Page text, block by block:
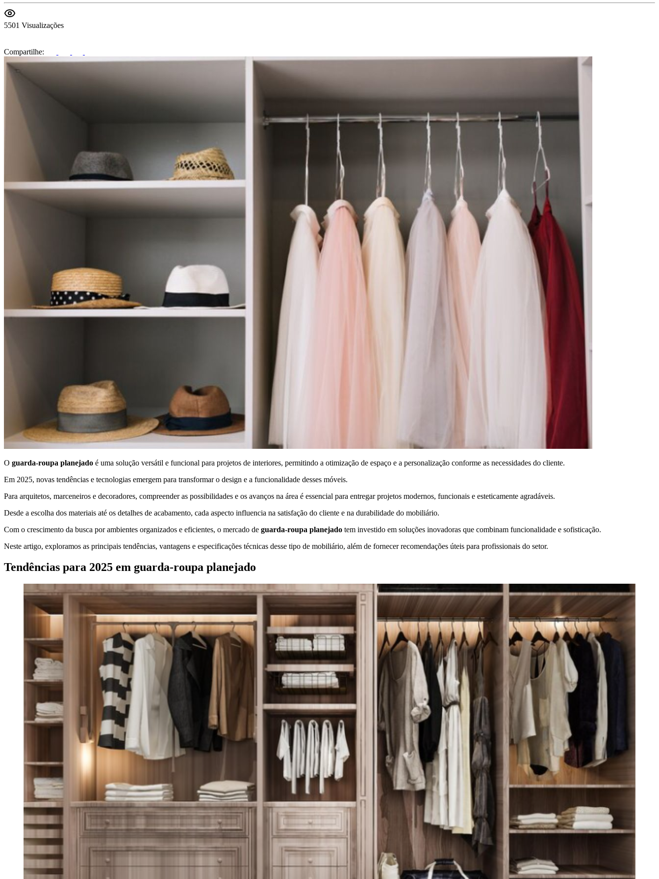
5501 Visualizações
Compartilhe:
O guarda-roupa planejado é uma solução versátil e funcional para projetos de interiores, permitindo a otimização de espaço e a personalização conforme as necessidades do cliente.
Em 2025, novas tendências e tecnologias emergem para transformar o design e a funcionalidade desses móveis.
Para arquitetos, marceneiros e decoradores, compreender as possibilidades e os avanços na área é essencial para entregar projetos modernos, funcionais e esteticamente agradáveis.
Desde a escolha dos materiais até os detalhes de acabamento, cada aspecto influencia na satisfação do cliente e na durabilidade do mobiliário.
Com o crescimento da busca por ambientes organizados e eficientes, o mercado de guarda-roupa planejado tem investido em soluções inovadoras que combinam funcionalidade e sofisticação.
Neste artigo, exploramos as principais tendências, vantagens e especificações técnicas desse tipo de mobiliário, além de fornecer recomendações úteis para profissionais do setor.
Tendências para 2025 em guarda-roupa planejado